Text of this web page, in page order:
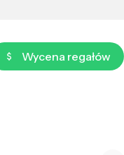
Wycena regałów